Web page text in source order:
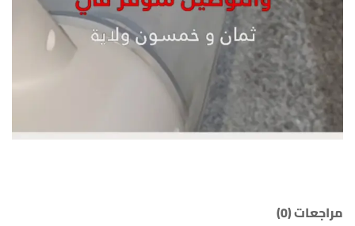
مراجعات (0)